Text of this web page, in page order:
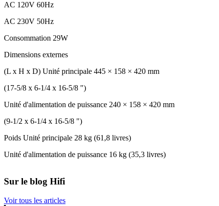
AC 120V 60Hz
AC 230V 50Hz
Consommation 29W
Dimensions externes
(L x H x D) Unité principale 445 × 158 × 420 mm
(17-5/8 x 6-1/4 x 16-5/8 ")
Unité d'alimentation de puissance 240 × 158 × 420 mm
(9-1/2 x 6-1/4 x 16-5/8 ")
Poids Unité principale 28 kg (61,8 livres)
Unité d'alimentation de puissance 16 kg (35,3 livres)
Sur le blog Hifi
Voir tous les articles